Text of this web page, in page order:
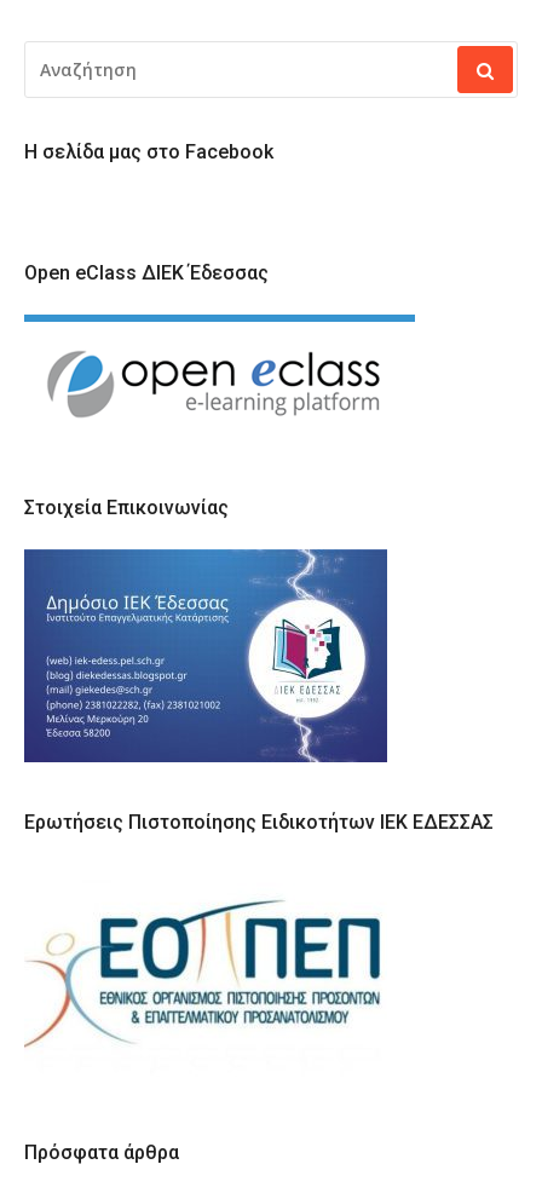
ΓΙΑ:
Η σελίδα μας στο Facebook
Open eClass ΔΙΕΚ Έδεσσας
Στοιχεία Επικοινωνίας
Ερωτήσεις Πιστοποίησης Ειδικοτήτων ΙΕΚ ΕΔΕΣΣΑΣ
Πρόσφατα άρθρα